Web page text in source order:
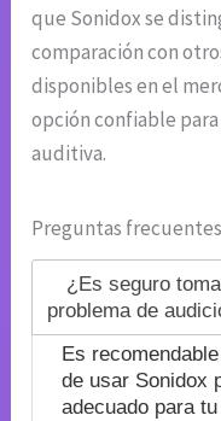
que Sonidox se
comparación con
disponibles en el
opción confiable
auditiva.
Preguntas frecuentes
¿Es seguro
problema de
Es
de usar Sonidox
adecuado para